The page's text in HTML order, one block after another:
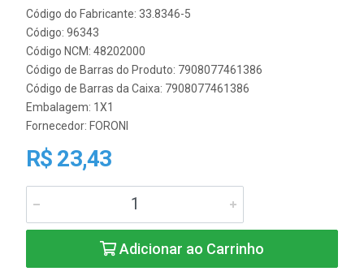
Código do Fabricante: 33.8346-5
Código: 96343
Código NCM: 48202000
Código de Barras do Produto: 7908077461386
Código de Barras da Caixa: 7908077461386
Embalagem: 1X1
Fornecedor: FORONI
R$ 23,43
Adicionar ao Carrinho